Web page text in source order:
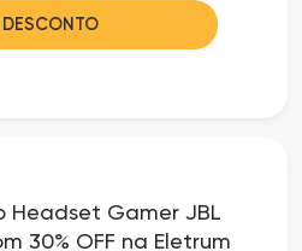
DESCONTO
Headset Gamer JBL
30% OFF na Eletrum